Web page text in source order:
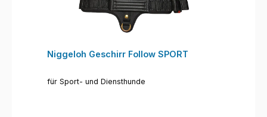
Niggeloh Geschirr Follow SPORT
für Sport- und Diensthunde